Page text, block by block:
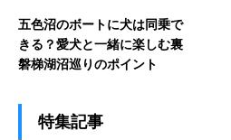
五色沼のボートに犬は同乗で
きる？愛犬と一緒に楽しむ裏
磐梯湖沼巡りのポイント
特集記事